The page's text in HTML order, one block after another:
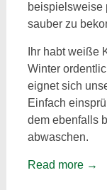
beispielsweise
sauber zu
Ihr habt weiße
Winter
eignet sich
Einfach
dem ebenfalls
abwaschen.
Read more →